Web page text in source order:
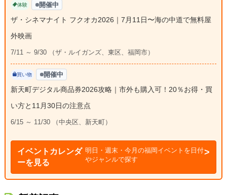
体験 開催中
ザ・シネマナイト フクオカ2026｜7月11日〜海の中道で無料屋
外映画
7/11 ～ 9/30 （ザ・ルイガンズ、東区、福岡市）
買い物 開催中
新天町デジタル商品券2026攻略｜市外も購入可！20％お得・買
い方と11月30日の注意点
6/15 ～ 11/30 （中央区、新天町）
イベントカレンダ
ーを見る
明日・週末・今月の福岡イベントを日付
やジャンルで探す